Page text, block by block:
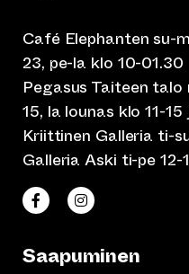
Café Elephanten su-
23, pe-la klo 10-01.30
Pegasus Taiteen
15, la lounas klo 11-
Kriittinen Galleria ti-
Galleria Aski ti-pe 12-
Taiteen talo Facebookissa
(siirtyy toiseen
Taiteen talo
(siirtyy toiseen
Saapuminen